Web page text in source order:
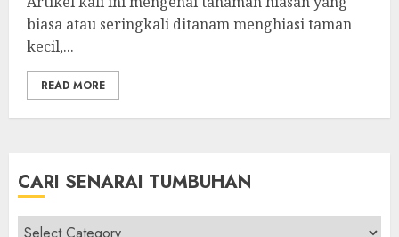
biasa atau seringkali ditanam menghiasi taman
kecil,...
READ MORE
CARI SENARAI TUMBUHAN
Cari